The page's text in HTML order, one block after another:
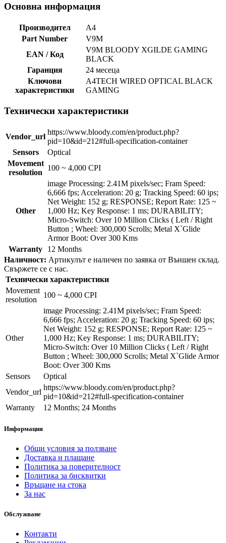
Основна информация
Производител
A4
Part Number
V9M
EAN / Код
V9M BLOODY XGILDE GAMING
BLACK
Гаранция
24 месеца
Ключови
характеристики
A4TECH WIRED OPTICAL BLACK
GAMING
Технически характеристики
Vendor_url
https://www.bloody.com/en/product.php?
pid=10&id=212#full-specification-container
Sensors
Optical
Movement
resolution
100 ~ 4,000 CPI
Other
image Processing: 2.41M pixels/sec; Fram Speed:
6,666 fps; Acceleration: 20 g; Tracking Speed: 60 ips;
Net Weight: 152 g; RESPONSE; Report Rate: 125 ~
1,000 Hz; Key Response: 1 ms; DURABILITY;
Micro-Switch: Over 10 Million Clicks ( Left / Right
Button ; Wheel: 300,000 Scrolls; Metal X`Glide
Armor Boot: Over 300 Kms
Warranty
12 Months
Наличност: Артикулът е наличен по заявка от Външен склад.
Свържете се с нас.
Технически характеристики
Movement
resolution
100 ~ 4,000 CPI
Other
image Processing: 2.41M pixels/sec; Fram Speed:
6,666 fps; Acceleration: 20 g; Tracking Speed: 60 ips;
Net Weight: 152 g; RESPONSE; Report Rate: 125 ~
1,000 Hz; Key Response: 1 ms; DURABILITY;
Micro-Switch: Over 10 Million Clicks ( Left / Right
Button ; Wheel: 300,000 Scrolls; Metal X`Glide Armor
Boot: Over 300 Kms
Sensors
Optical
Vendor_url
https://www.bloody.com/en/product.php?
pid=10&id=212#full-specification-container
Warranty
12 Months; 24 Months
Информация
Общи условия за ползване
Доставка и плащане
Политика за поверителност
Политика за бисквитки
Връщане на стока
За нас
Обслужване
Контакти